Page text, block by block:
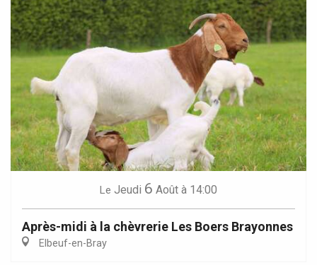
Le Jeudi 6 Août à 14:00
Après-midi à la chèvrerie Les Boers Brayonnes
Elbeuf-en-Bray